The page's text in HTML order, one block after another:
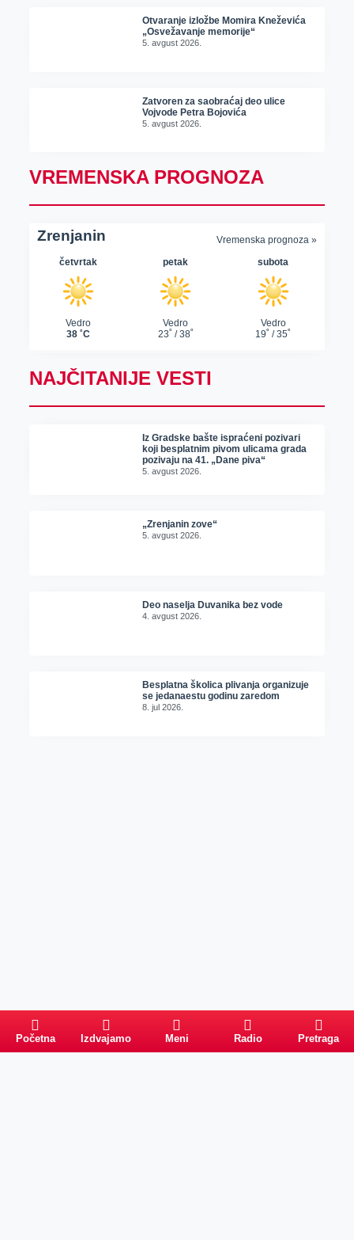
Otvaranje izložbe Momira Kneževića
„Osvežavanje memorije“
5. avgust 2026.
Zatvoren za saobraćaj deo ulice
Vojvode Petra Bojovića
5. avgust 2026.
VREMENSKA PROGNOZA
NAJČITANIJE VESTI
Iz Gradske bašte ispraćeni pozivari
koji besplatnim pivom ulicama grada
pozivaju na 41. „Dane piva“
5. avgust 2026.
„Zrenjanin zove“
5. avgust 2026.
Deo naselja Duvanika bez vode
4. avgust 2026.
Besplatna školica plivanja organizuje
se jedanaestu godinu zaredom
8. jul 2026.
Početna Izdvajamo Meni Radio Pretraga